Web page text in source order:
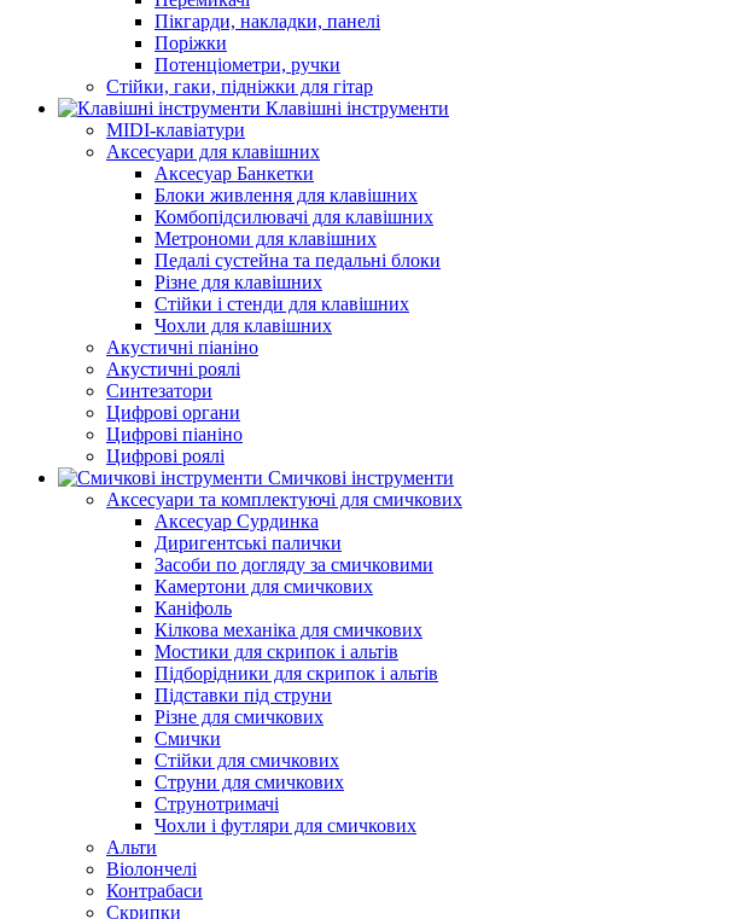
Пікгарди, накладки, панелі
Поріжки
Потенціометри, ручки
Стійки, гаки, підніжки для гітар
Клавішні інструменти
MIDI-клавіатури
Аксесуари для клавішних
Аксесуар Банкетки
Блоки живлення для клавішних
Комбопідсилювачі для клавішних
Метрономи для клавішних
Педалі сустейна та педальні блоки
Різне для клавішних
Стійки і стенди для клавішних
Чохли для клавішних
Акустичні піаніно
Акустичні роялі
Синтезатори
Цифрові органи
Цифрові піаніно
Цифрові роялі
Смичкові інструменти
Аксесуари та комплектуючі для смичкових
Аксесуар Сурдинка
Диригентські палички
Засоби по догляду за смичковими
Камертони для смичкових
Каніфоль
Кілкова механіка для смичкових
Мостики для скрипок і альтів
Підборiдники для скрипок і альтів
Підставки під струни
Різне для смичкових
Смички
Стійки для смичкових
Струни для смичкових
Струнотримачі
Чохли і футляри для смичкових
Альти
Віолончелі
Контрабаси
Скрипки